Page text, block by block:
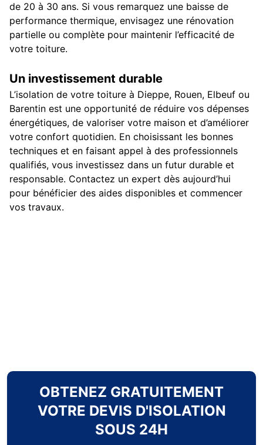
de 20 à 30 ans. Si vous remarquez une baisse de
performance thermique, envisagez une rénovation
partielle ou complète pour maintenir l’efficacité de
votre toiture.
Un investissement durable
L’isolation de votre toiture à Dieppe, Rouen, Elbeuf ou
Barentin est une opportunité de réduire vos dépenses
énergétiques, de valoriser votre maison et d’améliorer
votre confort quotidien. En choisissant les bonnes
techniques et en faisant appel à des professionnels
qualifiés, vous investissez dans un futur durable et
responsable. Contactez un expert dès aujourd’hui
pour bénéficier des aides disponibles et commencer
vos travaux.
OBTENEZ GRATUITEMENT
VOTRE DEVIS D'ISOLATION
SOUS 24H